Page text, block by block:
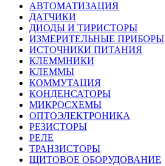
АВТОМАТИЗАЦИЯ
ДАТЧИКИ
ДИОДЫ И ТИРИСТОРЫ
ИЗМЕРИТЕЛЬНЫЕ ПРИБОРЫ
ИСТОЧНИКИ ПИТАНИЯ
КЛЕММНИКИ
КЛЕММЫ
КОММУТАЦИЯ
КОНДЕНСАТОРЫ
МИКРОСХЕМЫ
ОПТОЭЛЕКТРОНИКА
РЕЗИСТОРЫ
РЕЛЕ
ТРАНЗИСТОРЫ
ЩИТОВОЕ ОБОРУДОВАНИЕ